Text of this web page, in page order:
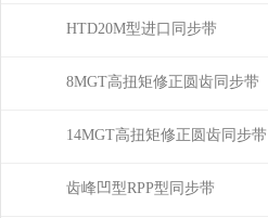
HTD20M型进口同步带
8MGT高扭矩修正圆齿同步带
14MGT高扭矩修正圆齿同步带
齿峰凹型RPP型同步带